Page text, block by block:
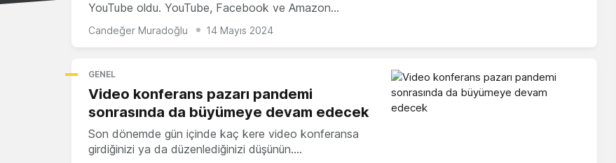
YouTube oldu. YouTube, Facebook ve Amazon…
Candeğer Muradoğlu 14 Mayıs 2024
GENEL
Video konferans pazarı pandemi
sonrasında da büyümeye devam edecek
Son dönemde gün içinde kaç kere video konferansa
girdiğinizi ya da düzenlediğinizi düşünün.…